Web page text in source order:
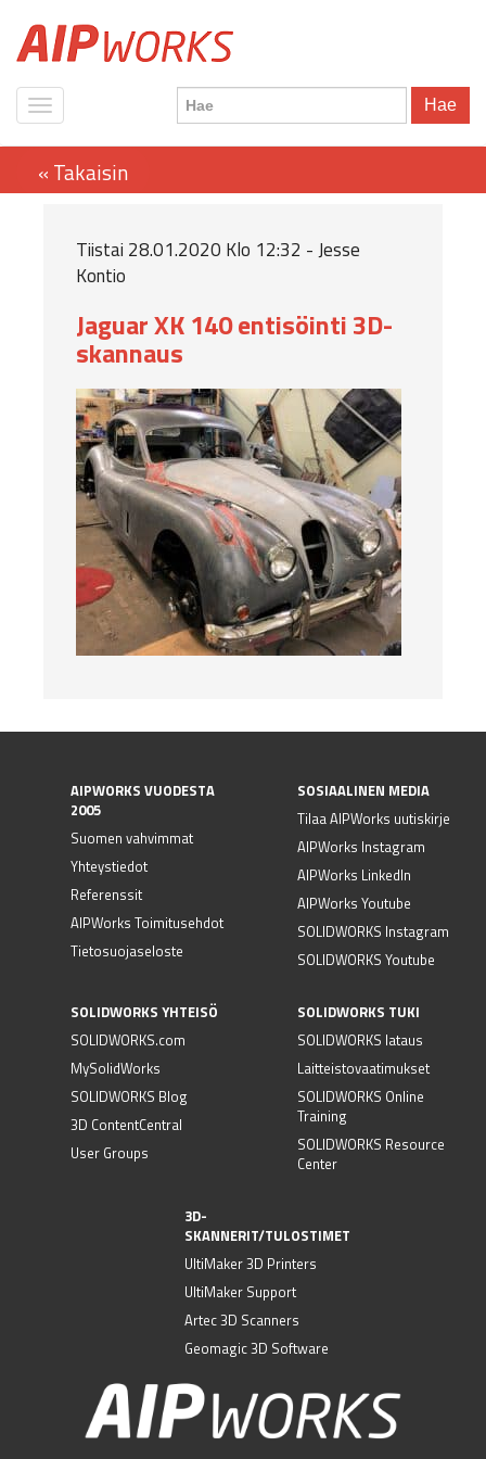
Hae
Tiistai 28.01.2020 Klo 12:32 - Jesse
Kontio
Jaguar XK 140 entisöinti 3D-
skannaus
AIPWORKS VUODESTA
2005
Suomen vahvimmat
Yhteystiedot
Referenssit
AIPWorks Toimitusehdot
Tietosuojaseloste
SOSIAALINEN MEDIA
Tilaa AIPWorks uutiskirje
AIPWorks Instagram
AIPWorks LinkedIn
AIPWorks Youtube
SOLIDWORKS Instagram
SOLIDWORKS Youtube
SOLIDWORKS YHTEISÖ
SOLIDWORKS.com
MySolidWorks
SOLIDWORKS Blog
3D ContentCentral
User Groups
SOLIDWORKS TUKI
SOLIDWORKS lataus
Laitteistovaatimukset
SOLIDWORKS Online
Training
SOLIDWORKS Resource
Center
3D-
SKANNERIT/TULOSTIMET
UltiMaker 3D Printers
UltiMaker Support
Artec 3D Scanners
Geomagic 3D Software